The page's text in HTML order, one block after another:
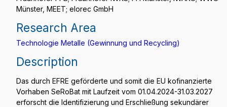
Münster, MEET; elorec GmbH
Research Area
Technologie Metalle (Gewinnung und Recycling)
Description
Das durch EFRE geförderte und somit die EU kofinanzierte
Vorhaben SeRoBat mit Laufzeit vom 01.04.2024-31.03.2027
erforscht die Identifizierung und Erschließung sekundärer